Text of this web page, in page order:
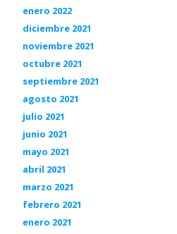
enero 2022
diciembre 2021
noviembre 2021
octubre 2021
septiembre 2021
agosto 2021
julio 2021
junio 2021
mayo 2021
abril 2021
marzo 2021
febrero 2021
enero 2021